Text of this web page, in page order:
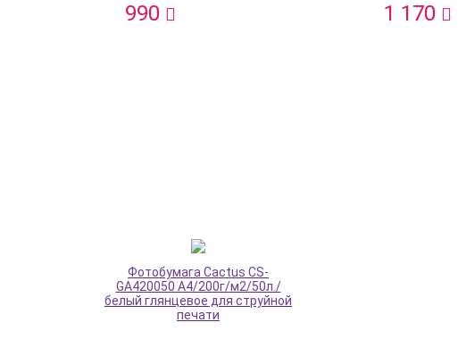
990 1 170
Фотобумага Cactus CS-
GA420050 A4/200г/м2/50л./
белый глянцевое для струйной
печати